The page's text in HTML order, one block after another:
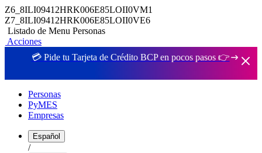
Z6_8ILI09412HRK006E85LOII0VM1
Z7_8ILI09412HRK006E85LOII0VE6
Listado de Menu Personas
Acciones
💳 Pide tu Tarjeta de Crédito BCP en pocos pasos 👉
Personas
PyMES
Empresas
Español
/